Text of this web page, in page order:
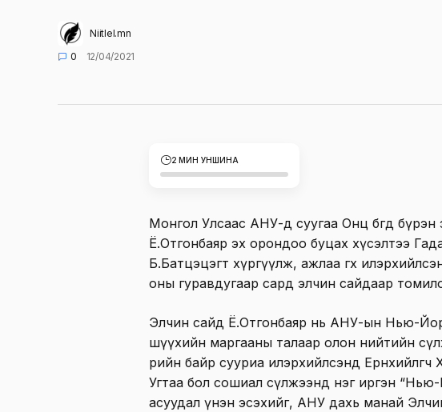
Niitlel.mn
0
12/04/2021
2 МИН УНШИНА
Монгол Улсаас АНУ-д суугаа Онц бөгөөд
Ё.Отгонбаяр эх орондоо буцах хүсэлтээ
Б.Батцэцэгт хүргүүлж, ажлаа өгөхөө
оны гуравдугаар сард элчин сайдаар
Элчин сайд Ё.Отгонбаяр нь АНУ-ын Нью-
шүүхийн маргааны талаар олон нийтийн
өөрийн байр сууриа илэрхийлсэнд
Угтаа бол сошиал сүлжээнд нэг иргэн
асуудал үнэн эсэхийг, АНУ дахь манай